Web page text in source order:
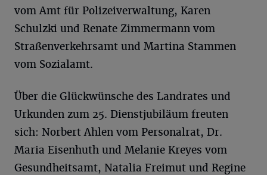
vom Amt für Polizeiverwaltung, Karen
Schulzki und Renate Zimmermann vom
Straßenverkehrsamt und Martina Stammen
vom Sozialamt.
Über die Glückwünsche des Landrates und
Urkunden zum 25. Dienstjubiläum freuten
sich: Norbert Ahlen vom Personalrat, Dr.
Maria Eisenhuth und Melanie Kreyes vom
Gesundheitsamt, Natalia Freimut und Regine